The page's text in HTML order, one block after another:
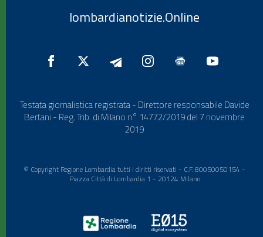
lombardianotizie.Online
Testata giornalistica registrata - Direttore responsabile Davide
Bertani - Reg. Trib. di Milano n° 14772/2019 del 7 novembre
2019
© Copyright Regione Lombardia tutti i diritti riservati - C.F. 80050050154 -
Piazza Città di Lombardia 1 - 20124 Milano